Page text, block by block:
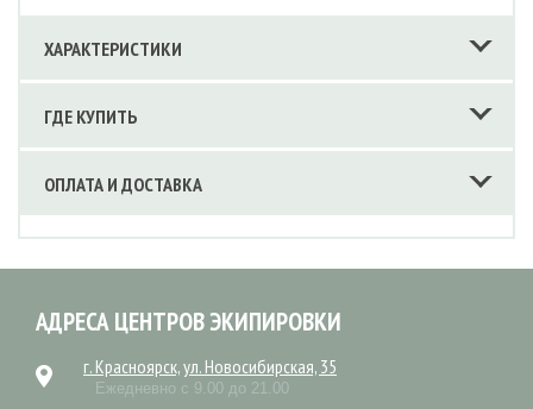
ХАРАКТЕРИСТИКИ
ГДЕ КУПИТЬ
ОПЛАТА И ДОСТАВКА
АДРЕСА ЦЕНТРОВ ЭКИПИРОВКИ
г. Красноярск, ул. Новосибирская, 35
Ежедневно с 9.00 до 21.00